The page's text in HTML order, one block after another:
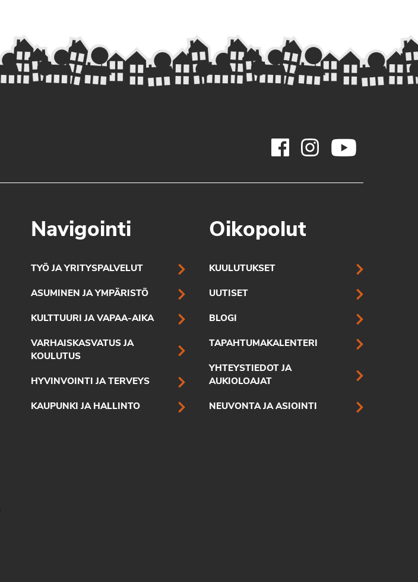
Navigointi
TYÖ JA YRITYSPALVELUT
ASUMINEN JA YMPÄRISTÖ
KULTTUURI JA VAPAA-AIKA
VARHAISKASVATUS JA
KOULUTUS
HYVINVOINTI JA TERVEYS
KAUPUNKI JA HALLINTO
Oikopolut
KUULUTUKSET
UUTISET
BLOGI
TAPAHTUMAKALENTERI
YHTEYSTIEDOT JA
AUKIOLOAJAT
NEUVONTA JA ASIOINTI